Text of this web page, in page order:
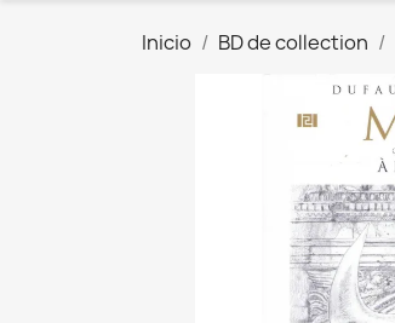
Inicio BD de collection